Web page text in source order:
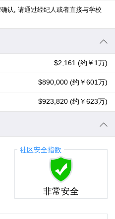
认, 请通过经纪人或者直接与学校
$2,161 (约￥1万)
$890,000 (约￥601万)
$923,820 (约￥623万)
社区安全指数
非常安全